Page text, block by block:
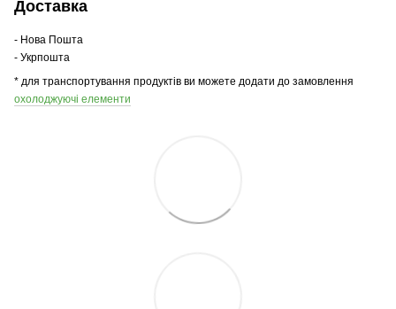
Доставка
- Нова Пошта
- Укрпошта
* для транспортування продуктів ви можете додати до замовлення
охолоджуючі елементи